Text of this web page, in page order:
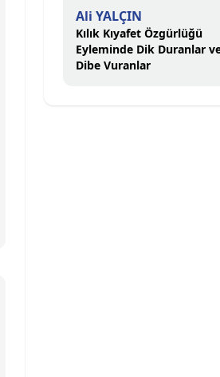
Ali YALÇIN
Kılık Kıyafet Özgürlüğü
Eyleminde Dik Duranlar
Dibe Vuranlar